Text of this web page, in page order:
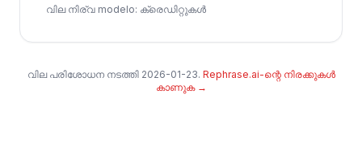
വില നിര്വ modelo: ക്രെഡിറ്റുകൾ
വില പരിശോധന നടത്തി 2026-01-23. Rephrase.ai-ന്റെ നിരക്കുകൾ
കാണുക →